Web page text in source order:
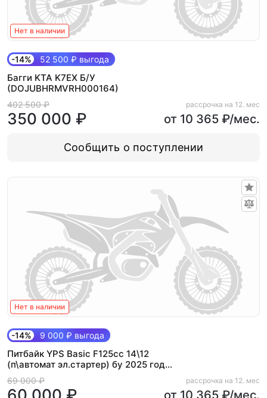
Нет в наличии
-14% 52 500 ₽ выгода
Багги KTA K7EX Б/У
(DOJUBHRMVRH000164)
402 500 ₽
350 000 ₽
рассрочка на 12. мес
от 10 365 ₽/мес.
Сообщить о поступлении
Нет в наличии
-14% 9 000 ₽ выгода
Питбайк YPS Basic F125cc 14\12
(п\автомат эл.стартер) бу 2025 год
пробег 23 мч
69 000 ₽ рассрочка на 12. мес
от 10 365 ₽/мес.